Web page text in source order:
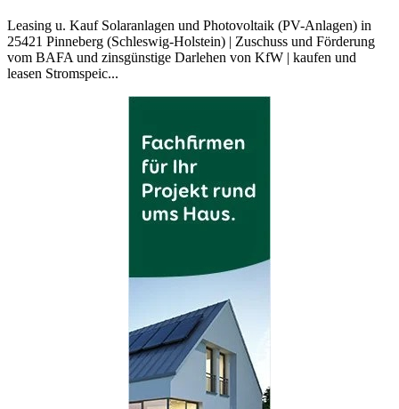
Leasing u. Kauf Solaranlagen und Photovoltaik (PV-Anlagen) in
25421 Pinneberg (Schleswig-Holstein) | Zuschuss und Förderung
vom BAFA und zinsgünstige Darlehen von KfW | kaufen und
leasen Stromspeic...